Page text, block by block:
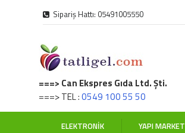
Sipariş Hattı: 05491005550
===> Can Ekspres Gıda Ltd. Şti.
===> TEL :0549 100 55 50
ELEKTRONIK YAPI MARKET